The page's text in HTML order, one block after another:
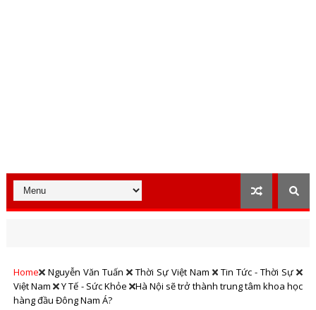
Home Nguyễn Văn Tuấn Thời Sự Việt Nam
Tin Tức - Thời Sự
Việt Nam
Y Tế - Sức Khỏe
Hà Nội sẽ trở thành trung tâm khoa học
hàng đầu Đông Nam Á?